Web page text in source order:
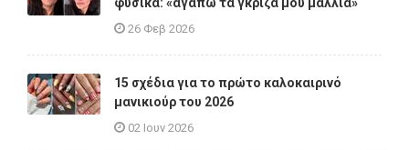
26 Φεβ 2026
15 σχέδια για το πρώτο καλοκαιρινό
μανικιούρ του 2026
02 Ιουν 2026